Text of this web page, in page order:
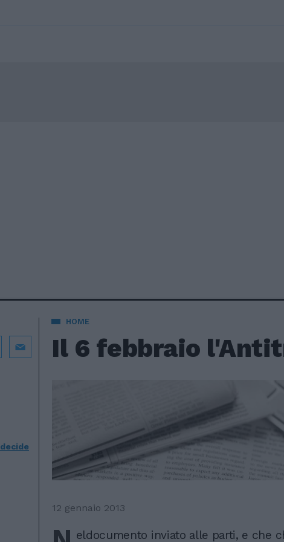
HOME
Il 6 febbraio
decide
12 gennaio 2013
eldocumento inviato alle parti, e che